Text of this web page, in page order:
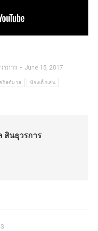
รการ June 15, 2017
ริสต์มาส ห้องเด็กเล่น
สินธุวรการ